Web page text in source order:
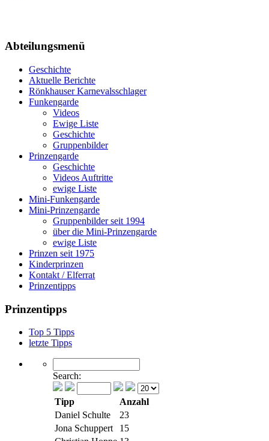
Abteilungsmenü
Geschichte
Aktuelle Berichte
Rönkhauser Karnevalsschlager
Funkengarde
Videos
Ewige Liste
Geschichte
Gruppenbilder
Prinzengarde
Geschichte
Videos Auftritte
ewige Liste
Mini-Funkengarde
Mini-Prinzengarde
Gruppenbilder seit 1994
über die Mini-Prinzengarde
ewige Liste
Prinzen seit 1975
Kinderprinzen
Kontakt / Elferrat
Prinzentipps
Prinzentipps
Top 5 Tipps
letzte Tipps
Search:
Tipp
Anzahl
Daniel Schulte
23
Jona Schuppert
15